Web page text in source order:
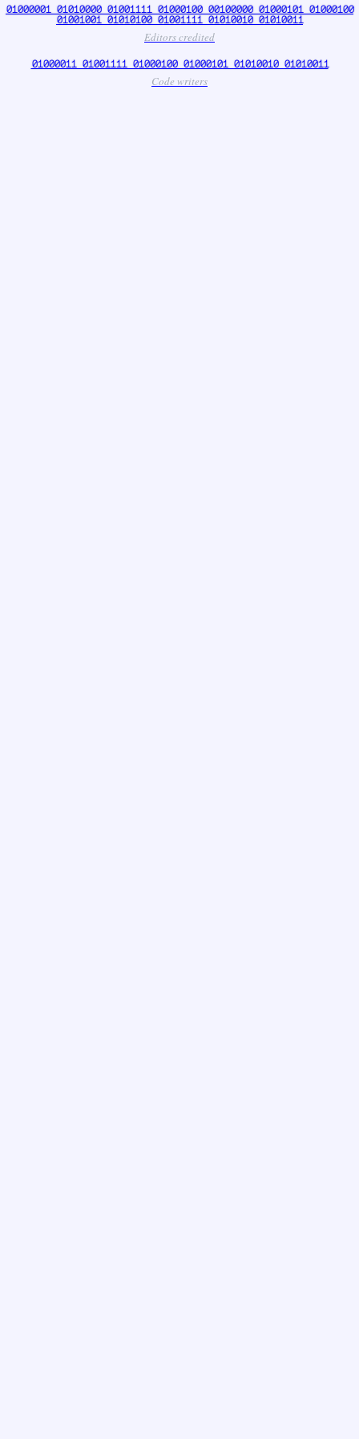
01000001 01010000 01001111 01000100 00100000 01000101 01000100
01001001 01010100 01001111 01010010 01010011
Editors credited
01000011 01001111 01000100 01000101 01010010 01010011
Code writers